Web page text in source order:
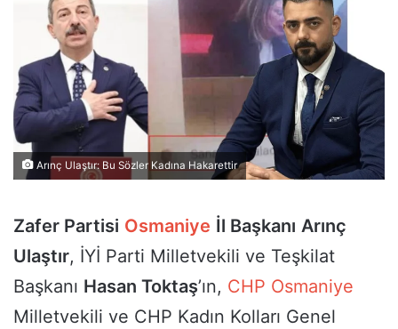
Arınç Ulaştır: Bu Sözler Kadına Hakarettir
Zafer Partisi Osmaniye İl Başkanı Arınç
Ulaştır, İYİ Parti Milletvekili ve Teşkilat
Başkanı Hasan Toktaş’ın, CHP Osmaniye
Milletvekili ve CHP Kadın Kolları Genel